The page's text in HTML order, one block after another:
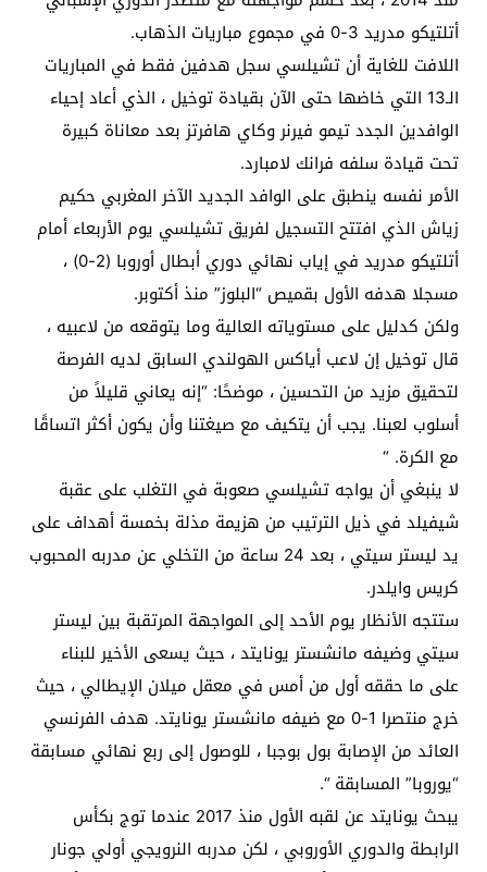
أتلتيكو مدريد 3-0 في مجموع مباريات الذهاب.
اللافت للغاية أن تشيلسي سجل هدفين فقط في المباريات
الـ13 التي خاضها حتى الآن بقيادة توخيل ، الذي أعاد إحياء
الوافدين الجدد تيمو فيرنر وكاي هافرتز بعد معاناة كبيرة
تحت قيادة سلفه فرانك لامبارد.
الأمر نفسه ينطبق على الوافد الجديد الآخر المغربي حكيم
زياش الذي افتتح التسجيل لفريق تشيلسي يوم الأربعاء أمام
أتلتيكو مدريد في إياب نهائي دوري أبطال أوروبا (2-0) ،
مسجلا هدفه الأول بقميص “البلوز” منذ أكتوبر.
ولكن كدليل على مستوياته العالية وما يتوقعه من لاعبيه ،
قال توخيل إن لاعب أياكس الهولندي السابق لديه الفرصة
لتحقيق مزيد من التحسين ، موضحًا: “إنه يعاني قليلاً من
أسلوب لعبنا. يجب أن يتكيف مع صيغتنا وأن يكون أكثر اتساقًا
مع الكرة. “
لا ينبغي أن يواجه تشيلسي صعوبة في التغلب على عقبة
شيفيلد في ذيل الترتيب من هزيمة مذلة بخمسة أهداف على
يد ليستر سيتي ، بعد 24 ساعة من التخلي عن مدربه المحبوب
كريس وايلدر.
ستتجه الأنظار يوم الأحد إلى المواجهة المرتقبة بين ليستر
سيتي وضيفه مانشستر يونايتد ، حيث يسعى الأخير للبناء
على ما حققه أول من أمس في معقل ميلان الإيطالي ، حيث
خرج منتصرا 1-0 مع ضيفه مانشستر يونايتد. هدف الفرنسي
العائد من الإصابة بول بوجبا ، للوصول إلى ربع نهائي مسابقة
“يوروبا” المسابقة “.
يبحث يونايتد عن لقبه الأول منذ 2017 عندما توج بكأس
الرابطة والدوري الأوروبي ، لكن مدربه النرويجي أولي جونار